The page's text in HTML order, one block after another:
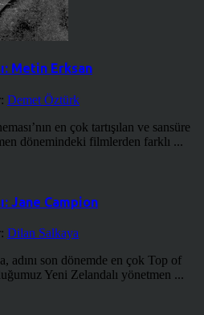
Metin Erksan
Demet Öztürk
en çok tartışılan ve sansüre
dönemindeki filmlerden farklı ...
Jane Campion
Dilan Salkaya
adını son dönemde en çok Top of
Yeni Zelandalı yönetmen ...